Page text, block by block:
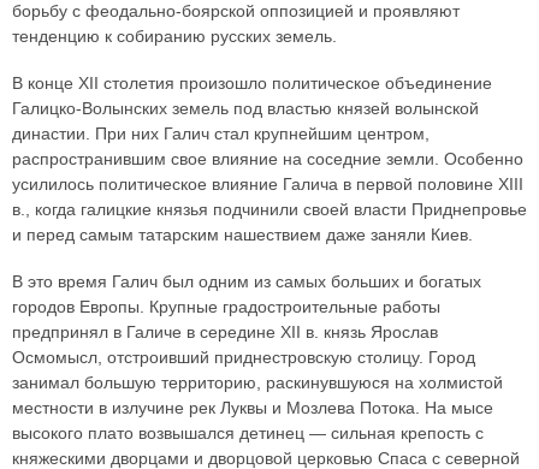
борьбу с феодально-боярской оппозицией и проявляют
тенденцию к собиранию русских земель.
В конце XII столетия произошло политическое объединение
Галицко-Волынских земель под властью князей волынской
династии. При них Галич стал крупнейшим центром,
распространившим свое влияние на соседние земли. Особенно
усилилось политическое влияние Галича в первой половине XIII
в., когда галицкие князья подчинили своей власти Приднепровье
и перед самым татарским нашествием даже заняли Киев.
В это время Галич был одним из самых больших и богатых
городов Европы. Крупные градостроительные работы
предпринял в Галиче в середине XII в. князь Ярослав
Осмомысл, отстроивший приднестровскую столицу. Город
занимал большую территорию, раскинувшуюся на холмистой
местности в излучине рек Луквы и Мозлева Потока. На мысе
высокого плато возвышался детинец — сильная крепость с
княжескими дворцами и дворцовой церковью Спаса с северной